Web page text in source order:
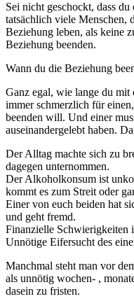
Sei nicht geschockt, dass
tatsächlich viele Menschen,
Beziehung leben, als keine
Beziehung beenden.
Wann du die Beziehung
Ganz egal, wie lange du mit
immer schmerzlich für
beenden will. Und einer
auseinandergelebt haben.
Der Alltag machte sich zu
dagegen unternommen.
Der Alkoholkonsum ist
kommt es zum Streit oder
Einer von euch beiden hat
und geht fremd.
Finanzielle Schwierigkeiten
Unnötige Eifersucht des
Manchmal steht man vor
als unnötig wochen- ,
dasein zu fristen.